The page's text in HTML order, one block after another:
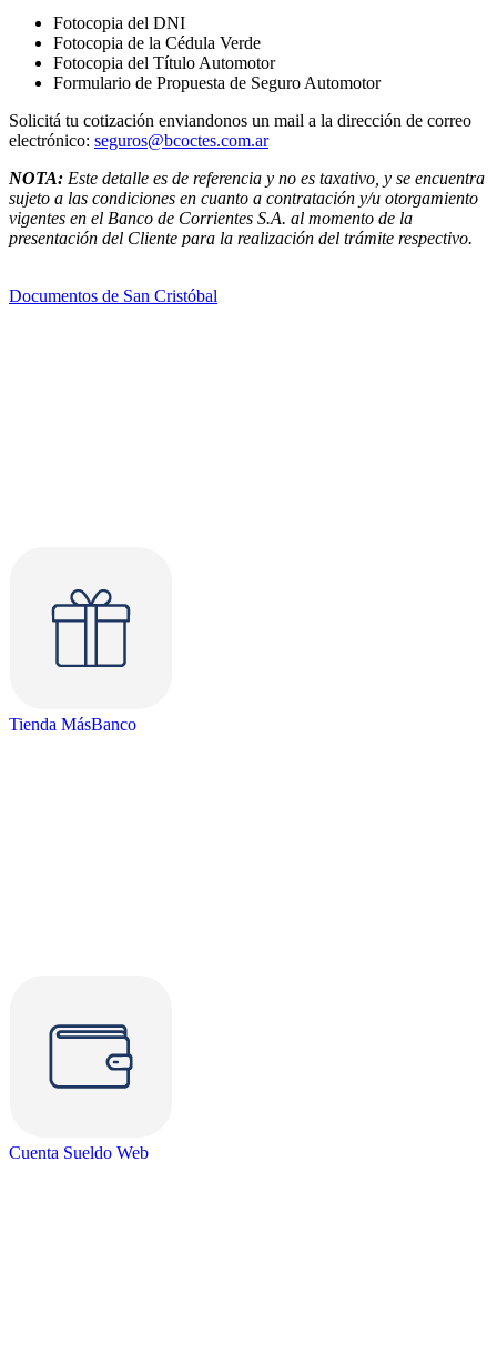
Fotocopia del DNI
Fotocopia de la Cédula Verde
Fotocopia del Título Automotor
Formulario de Propuesta de Seguro Automotor
Solicitá tu cotización enviandonos un mail a la dirección de correo
electrónico: seguros@bcoctes.com.ar
NOTA: Este detalle es de referencia y no es taxativo, y se encuentra
sujeto a las condiciones en cuanto a contratación y/u otorgamiento
vigentes en el Banco de Corrientes S.A. al momento de la
presentación del Cliente para la realización del trámite respectivo.
Documentos de San Cristóbal
Tienda MásBanco
Cuenta Sueldo Web